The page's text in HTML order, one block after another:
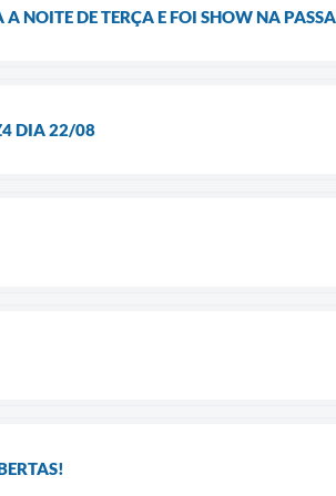
NOITE DE TERÇA E FOI SHOW NA
DIA 22/08